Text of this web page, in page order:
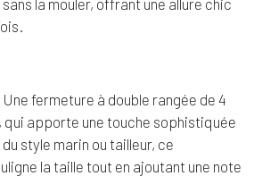
fermeture à double rangée de 4
qui apporte une touche sophistiquée
style marin ou tailleur, ce
la taille tout en ajoutant une note